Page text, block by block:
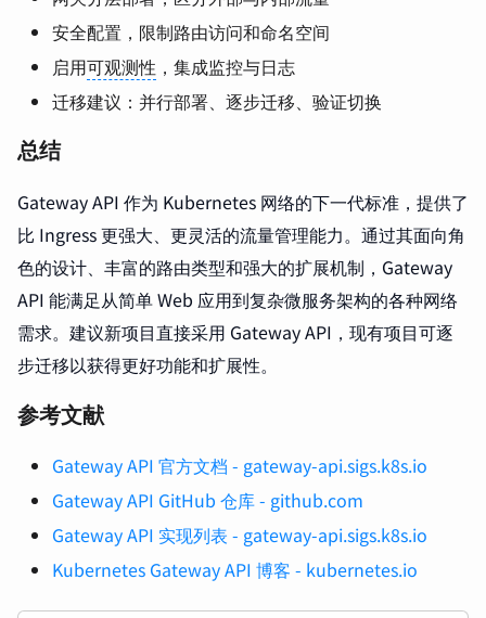
安全配置，限制路由访问和命名空间
启用可观测性 ，集成监控与日志
迁移建议：并行部署、逐步迁移、验证切换
总结
Gateway API 作为 Kubernetes 网络的下一代标准，提供了
比 Ingress 更强大、更灵活的流量管理能力。通过其面向角
色的设计、丰富的路由类型和强大的扩展机制，Gateway
API 能满足从简单 Web 应用到复杂微服务架构的各种网络
需求。建议新项目直接采用 Gateway API，现有项目可逐
步迁移以获得更好功能和扩展性。
参考文献
Gateway API 官方文档 - gateway-api.sigs.k8s.io
Gateway API GitHub 仓库 - github.com
Gateway API 实现列表 - gateway-api.sigs.k8s.io
Kubernetes Gateway API 博客 - kubernetes.io